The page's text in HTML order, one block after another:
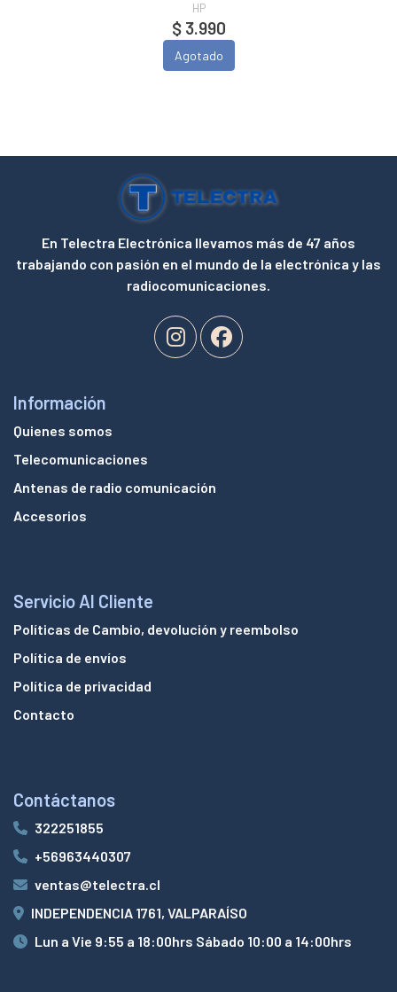
HP
$ 3.990
Agotado
En Telectra Electrónica llevamos más de 47 años
trabajando con pasión en el mundo de la electrónica y las
radiocomunicaciones.
Información
Quienes somos
Telecomunicaciones
Antenas de radio comunicación
Accesorios
Servicio Al Cliente
Políticas de Cambio, devolución y reembolso
Política de envíos
Política de privacidad
Contacto
Contáctanos
322251855
+56963440307
ventas@telectra.cl
INDEPENDENCIA 1761, VALPARAÍSO
Lun a Vie 9:55 a 18:00hrs Sábado 10:00 a 14:00hrs